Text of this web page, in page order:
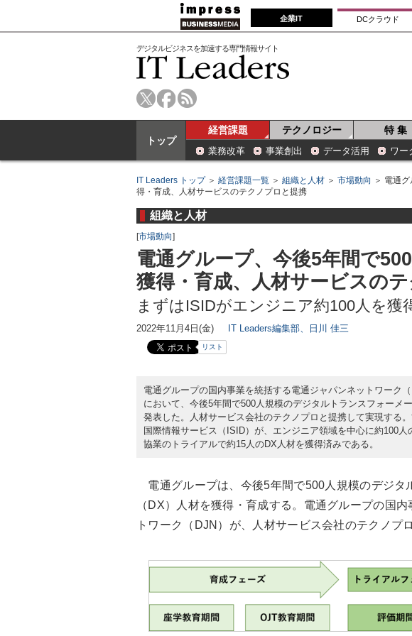
企業IT DCクラウド
デジタルビジネスを加速する専門情報サイト
トップ
経営課題 テクノロジー 特 集
業務改革 事業創出 データ活用 ワー
IT Leaders トップ＞ 経営課題一覧 ＞ 組織と人材 ＞ 市場動向 ＞ 電通
得・育成、人材サービスのテクノプロと提携
組織と人材
[市場動向]
電通グループ、今後5年間で
獲得・育成、人材サービスの
まずはISIDがエンジニア約100人を獲
2022年11月4日(金) IT Leaders編集部、日川 佳三
リスト
電通グループの国内事業を統括する電通ジャパンネットワーク
において、今後5年間で500人規模のデジタルトランスフォーメ
発表した。人材サービス会社のテクノプロと提携して実現する
国際情報サービス（ISID）が、エンジニア領域を中心に約100
協業のトライアルで約15人のDX人材を獲得済みである。
電通グループは、今後5年間で500人規模のデジタ
（DX）人材を獲得・育成する。電通グループの国
トワーク（DJN）が、人材サービス会社のテクノプ